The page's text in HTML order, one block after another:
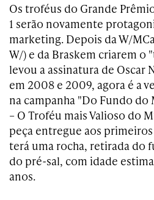
Os troféus do Grande
1 serão novamente
marketing. Depois da W/
W/) e da Braskem criarem o
levou a assinatura de Oscar
em 2008 e 2009, agora é a
na campanha "Do Fundo do
– O Troféu mais Valioso do
peça entregue aos
terá uma rocha, retirada do
do pré-sal, com idade
anos.